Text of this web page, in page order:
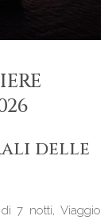
delle
7 notti, Viaggio